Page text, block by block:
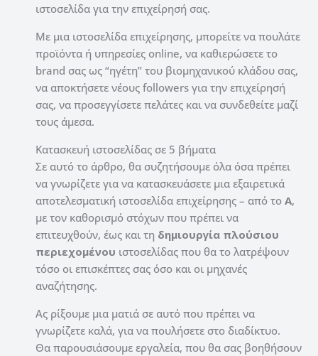
ιστοσελίδα για την επιχείρησή σας.
Με μια ιστοσελίδα επιχείρησης, μπορείτε να πουλάτε
προϊόντα ή υπηρεσίες online, να καθιερώσετε το
brand σας ως “ηγέτη” του βιομηχανικού κλάδου σας,
να αποκτήσετε νέους followers για την επιχείρησή
σας, να προσεγγίσετε πελάτες και να συνδεθείτε μαζί
τους άμεσα.
Κατασκευή ιστοσελίδας σε 5 βήματα
Σε αυτό το άρθρο, θα συζητήσουμε όλα όσα πρέπει
να γνωρίζετε για να κατασκευάσετε μια εξαιρετικά
αποτελεσματική ιστοσελίδα επιχείρησης – από το Α,
με τον καθορισμό στόχων που πρέπει να
επιτευχθούν, έως και τη δημιουργία πλούσιου
περιεχομένου ιστοσελίδας που θα το λατρέψουν
τόσο οι επισκέπτες σας όσο και οι μηχανές
αναζήτησης.
Ας ρίξουμε μια ματιά σε αυτό που πρέπει να
γνωρίζετε καλά, για να πουλήσετε στο διαδίκτυο.
Θα παρουσιάσουμε εργαλεία, που θα σας βοηθήσουν